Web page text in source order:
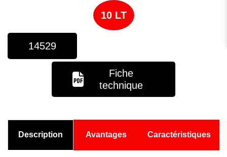
10 LT
14529
Fiche
technique
Description Avantages Caractéristiques